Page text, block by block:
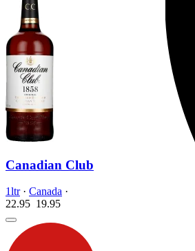
Canadian Club
1ltr· Canada ·
22.95 19.95